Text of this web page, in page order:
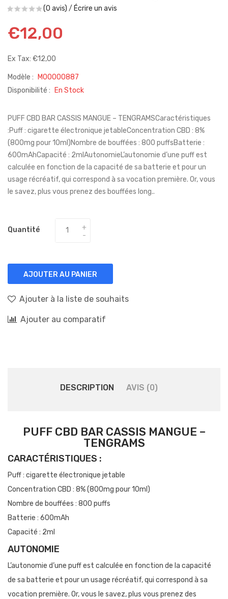
(0 avis) / Écrire un avis
€12,00
Ex Tax: €12,00
Modèle :
M00000887
Disponibilité :
En Stock
PUFF CBD BAR CASSIS MANGUE – TENGRAMSCaractéristiques
:Puff : cigarette électronique jetableConcentration CBD : 8%
(800mg pour 10ml)Nombre de bouffées : 800 puffsBatterie :
600mAhCapacité : 2mlAutonomieL’autonomie d’une puff est
calculée en fonction de la capacité de sa batterie et pour un
usage récréatif, qui correspond à sa vocation première. Or, vous
le savez, plus vous prenez des bouffées long..
Quantité
AJOUTER AU PANIER
Ajouter à la liste de souhaits
Ajouter au comparatif
DESCRIPTION AVIS (0)
PUFF CBD BAR CASSIS MANGUE –
TENGRAMS
CARACTÉRISTIQUES :
Puff : cigarette électronique jetable
Concentration CBD : 8% (800mg pour 10ml)
Nombre de bouffées : 800 puffs
Batterie : 600mAh
Capacité : 2ml
AUTONOMIE
L’autonomie d’une puff est calculée en fonction de la capacité
de sa batterie et pour un usage récréatif, qui correspond à sa
vocation première. Or, vous le savez, plus vous prenez des